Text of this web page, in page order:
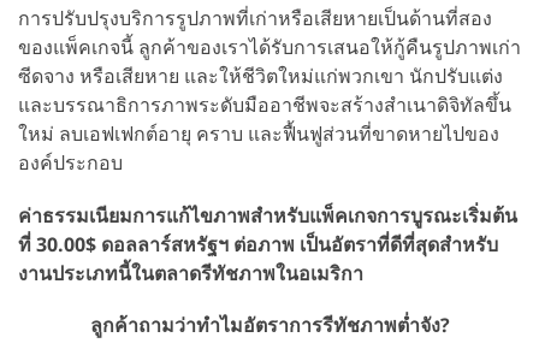
การปรับปรุงบริการรูปภาพที่เก่าหรือเสียหายเป็นด้านที่สอง
ของแพ็คเกจนี้ ลูกค้าของเราได้รับการเสนอให้กู้คืนรูปภาพเก่า
ซีดจาง หรือเสียหาย และให้ชีวิตใหม่แก่พวกเขา นักปรับแต่ง
และบรรณาธิการภาพระดับมืออาชีพจะสร้างสำเนาดิจิทัลขึ้น
ใหม่ ลบเอฟเฟกต์อายุ คราบ และฟื้นฟูส่วนที่ขาดหายไปของ
องค์ประกอบ
ค่าธรรมเนียมการแก้ไขภาพสำหรับแพ็คเกจการบูรณะเริ่มต้น
ที่ 30.00$ ดอลลาร์สหรัฐฯ ต่อภาพ เป็นอัตราที่ดีที่สุดสำหรับ
งานประเภทนี้ในตลาดรีทัชภาพในอเมริกา
ลูกค้าถามว่าทำไมอัตราการรีทัชภาพต่ำจัง?